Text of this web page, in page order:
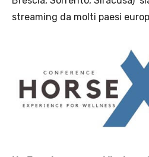
streaming da molti paesi